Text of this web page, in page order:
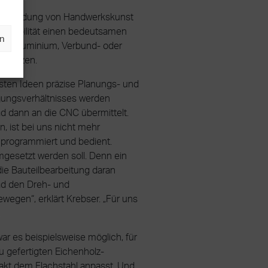
von Handwerkskunst
einen bedeutsamen
Aluminium, Verbund- oder
Ideen präzise Planungs- und
werden
dann an die CNC übermittelt.
ist bei uns nicht mehr
und bedient.
werden soll. Denn ein
Bauteilbearbeitung daran
den Dreh- und
erklärt Krebser. „Für uns
es beispielsweise möglich, für
gefertigten Eichenholz-
dem Flachstahl anpasst. Und